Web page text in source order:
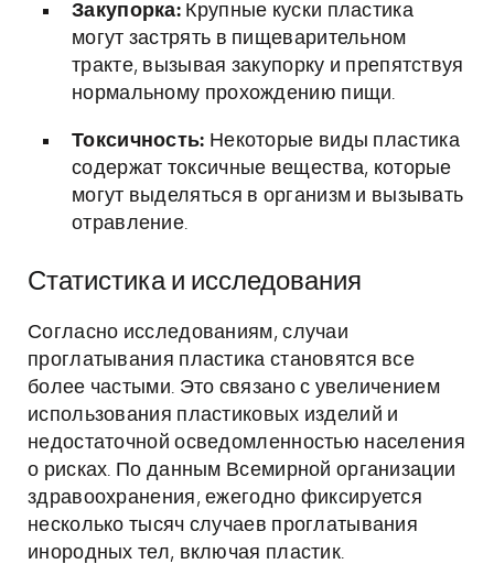
Закупорка: Крупные куски пластика
могут застрять в пищеварительном
тракте, вызывая закупорку и препятствуя
нормальному прохождению пищи.
Токсичность: Некоторые виды пластика
содержат токсичные вещества, которые
могут выделяться в организм и вызывать
отравление.
Статистика и исследования
Согласно исследованиям, случаи
проглатывания пластика становятся все
более частыми. Это связано с увеличением
использования пластиковых изделий и
недостаточной осведомленностью населения
о рисках. По данным Всемирной организации
здравоохранения, ежегодно фиксируется
несколько тысяч случаев проглатывания
инородных тел, включая пластик.